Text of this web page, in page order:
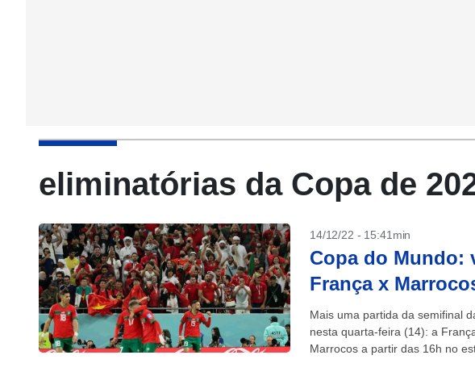
eliminatórias da Copa de
14/12/22 - 15:41min
Copa do Mundo:
França x
Mais uma partida da semifinal
nesta quarta-feira (14): a
Marrocos a partir das 16h no